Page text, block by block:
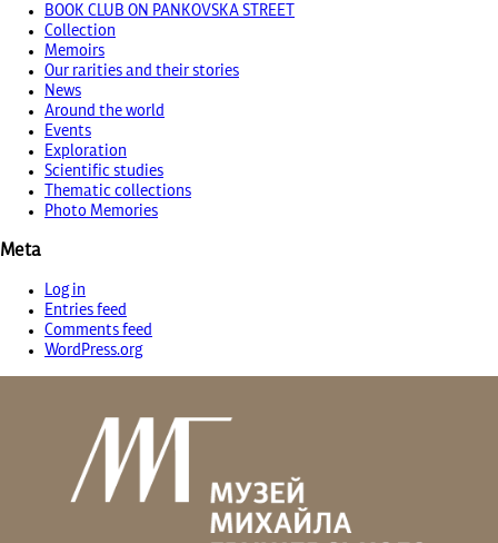
BOOK CLUB ON PANKOVSKA STREET
Collection
Memoirs
Our rarities and their stories
News
Around the world
Events
Exploration
Scientific studies
Thematic collections
Photo Memories
Meta
Log in
Entries feed
Comments feed
WordPress.org